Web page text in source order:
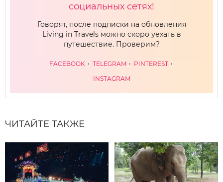
социальных сетях!
Говорят, после подписки на обновления
Living in Travels можно скоро уехать в
путешествие. Проверим?
FACEBOOK TELEGRAM
PINTEREST
INSTAGRAM
ЧИТАЙТЕ ТАКЖЕ